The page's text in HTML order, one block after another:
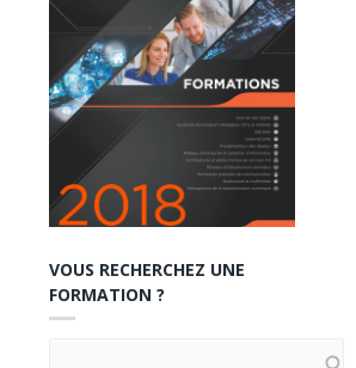
VOUS RECHERCHEZ UNE
FORMATION ?
VOUS RECHERCHEZ UNE FORMATION ?